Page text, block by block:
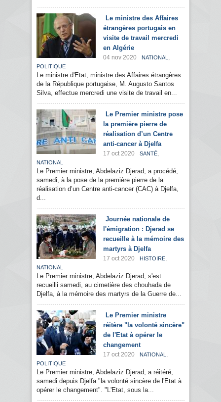
Le ministre des Affaires
étrangères portugais en
visite de travail mercredi
en Algérie
04 nov 2020 NATIONAL ,
POLITIQUE
Le ministre d'Etat, ministre des Affaires étrangères
de la République portugaise, M. Augusto Santos
Silva, effectue mercredi une visite de travail en...
Le Premier ministre pose
la première pierre de
réalisation d’un Centre
anti-cancer à Djelfa
17 oct 2020 SANTÉ,
NATIONAL
Le Premier ministre, Abdelaziz Djerad, a procédé,
samedi, à la pose de la première pierre de la
réalisation d’un Centre anti-cancer (CAC) à Djelfa,
d...
Journée nationale de
l'émigration : Djerad se
recueille à la mémoire des
martyrs à Djelfa
17 oct 2020 HISTOIRE,
NATIONAL
Le Premier ministre, Abdelaziz Djerad, s'est
recueilli samedi, au cimetière des chouhada de
Djelfa, à la mémoire des martyrs de la Guerre de...
Le Premier ministre
réitère "la volonté sincère"
de l'Etat à opérer le
changement
17 oct 2020 NATIONAL ,
POLITIQUE
Le Premier ministre, Abdelaziz Djerad, a réitéré,
samedi depuis Djelfa "la volonté sincère de l'Etat à
opérer le changement". "L'Etat, sous la...